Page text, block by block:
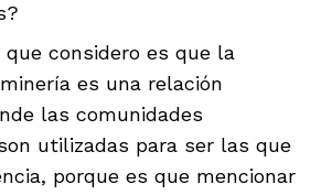
considero es que la
es una relación
las comunidades
utilizadas para ser las que
porque es que mencionar